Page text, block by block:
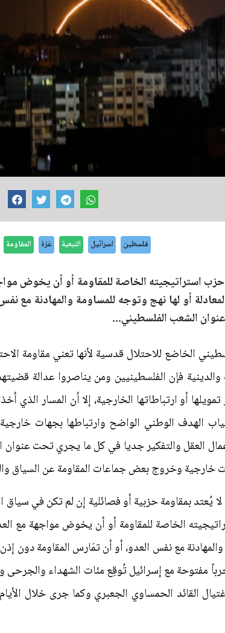
فلسطين اسرائيل التبعية غزة المقاومة
استراتيجيته الخاصة للمقاومة أو أن يخوض
أو لها نهج وتوجه للمساومة والمهادنة مع
الشعب الفلسطيني...
الخاضع للاحتلال قدسية لأنها تعني مقاومة
فإن الفلسطينيين ومن يناصروا عدالة
أو ارتباطاتها الخارجية، إلا أن المسار
الهدف الوطني الواضح وارتباطها بجهات
العقل والتفكير جديا في كل ما يجري تحت
خارجية وخروج بعض جماعات المقاومة عن السياق
لا يُعتد بمقاومة حزبية أو فصائلية إن لم تكن في
الخاصة للمقاومة أو أن يخوض مواجهة مع
والمهادنة مع نفس العدو، أو أن تمَارس المقاومة
مفتوحة مع إسرائيل تُوقِع مئات الشهداء والجرحى
حماس عام 2012 عند اغتيال القائد الحمساوي الجعبري وكما جرى